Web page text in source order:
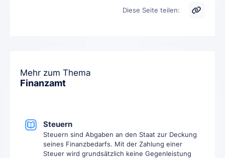
Diese Seite teilen:
Mehr zum Thema
Finanzamt
Steuern
Steuern sind Abgaben an den Staat zur Deckung
seines Finanzbedarfs. Mit der Zahlung einer
Steuer wird grundsätzlich keine Gegenleistung